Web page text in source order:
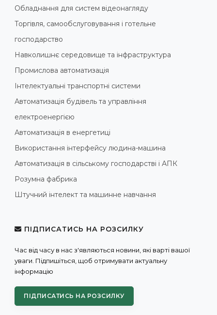
Обладнання для систем відеонагляду
Торгівля, самообслуговування і готельне
господарство
Навколишнє середовище та інфраструктура
Промислова автоматизація
Інтелектуальні транспортні системи
Автоматизація будівель та управління
електроенергією
Автоматизація в енергетиці
Використання інтерфейсу людина-машина
Автоматизація в сільському господарстві і АПК
Розумна фабрика
Штучний інтелект та машинне навчання
ПІДПИСАТИСЬ НА РОЗСИЛКУ
Час від часу в нас з'являються новини, які варті вашої
уваги. Підпишіться, щоб отримувати актуальну
інформацію
ПІДПИСАТИСЬ НА РОЗСИЛКУ